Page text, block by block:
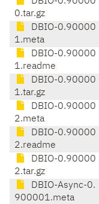
0.tar.gz
DBIO-0.90000
1.meta
DBIO-0.90000
1.readme
DBIO-0.90000
1.tar.gz
DBIO-0.90000
2.meta
DBIO-0.90000
2.readme
DBIO-0.90000
2.tar.gz
DBIO-Async-0.
900001.meta